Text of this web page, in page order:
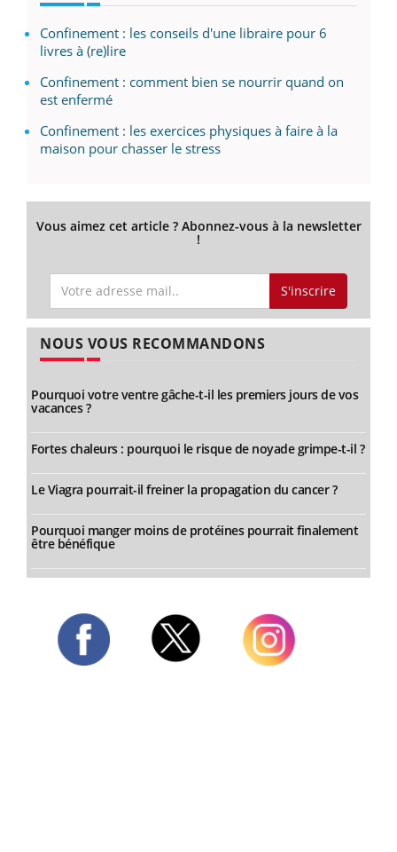
Confinement : les conseils d'une libraire pour 6
livres à (re)lire
Confinement : comment bien se nourrir quand on
est enfermé
Confinement : les exercices physiques à faire à la
maison pour chasser le stress
Vous aimez cet article ? Abonnez-vous à la newsletter
!
S'inscrire
NOUS VOUS RECOMMANDONS
Pourquoi votre ventre gâche-t-il les premiers jours de vos
vacances ?
Fortes chaleurs : pourquoi le risque de noyade grimpe-t-il ?
Le Viagra pourrait-il freiner la propagation du cancer ?
Pourquoi manger moins de protéines pourrait finalement
être bénéfique